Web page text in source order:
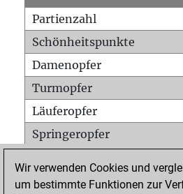
Partienzahl
Schönheitspunkte
Damenopfer
Turmopfer
Läuferopfer
Springeropfer
Matt auf vollem Brett
Wir verwenden Cookies und
um bestimmte Funktionen zur